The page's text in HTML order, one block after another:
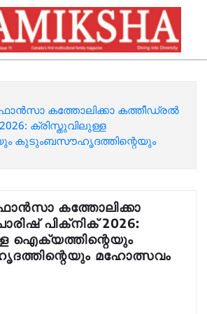
കത്തോലിക്കാ കത്തീഡ്രൽ
ക്രിസ്തുവിലുള്ള
കുടുംബസൗഹൃദത്തിന്റെയും
കത്തോലിക്കാ
പിക്‌നിക് 2026:
ഐക്യത്തിന്റെയും
മഹോത്സവം